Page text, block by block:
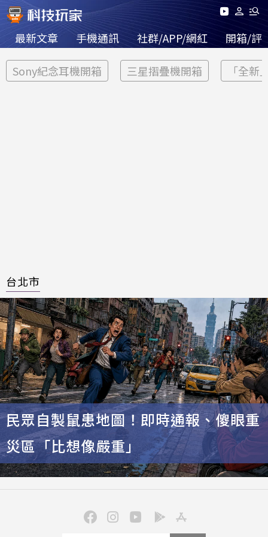
最新文章 手機通訊 社群/APP/網紅 開箱/評
Sony紀念耳機開箱 三星摺疊機開箱 「全新
台北市
民眾自製鼠患地圖！即時通報、傻眼重
災區「比想像嚴重」